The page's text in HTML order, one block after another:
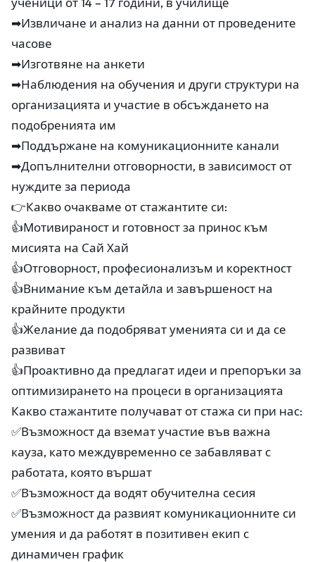
➡Извличане и анализ на данни от проведените
часове
➡Изготвяне на анкети
➡Наблюдения на обучения и други структури на
организацията и участие в обсъждането на
подобренията им
➡Поддържане на комуникационните канали
➡Допълнителни отговорности, в зависимост от
нуждите за периода
👉Какво очакваме от стажантите си:
👍Мотивираност и готовност за принос към
мисията на Сай Хай
👍Отговорност, професионализъм и коректност
👍Внимание към детайла и завършеност на
крайните продукти
👍Желание да подобряват уменията си и да се
развиват
👍Проактивно да предлагат идеи и препоръки за
оптимизирането на процеси в организацията
Какво стажантите получават от стажа си при нас:
✅Възможност да вземат участие във важна
кауза, като междувременно се забавляват с
работата, която вършат
✅Възможност да водят обучителна сесия
✅Възможност да развият комуникационните си
умения и да работят в позитивен екип с
динамичен график